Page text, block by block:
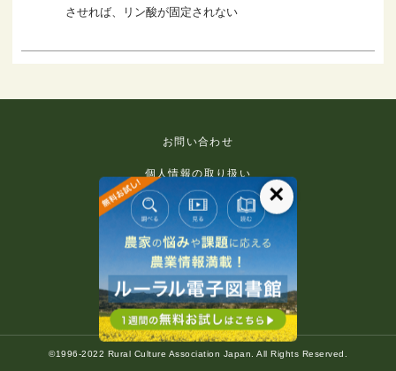
させれば、リン酸が固定されない
お問い合わせ
個人情報の取り扱い
免責事項
利用規約
推奨環境
著作権等について
©1996-2022 Rural Culture Association Japan. All Rights Reserved.
×